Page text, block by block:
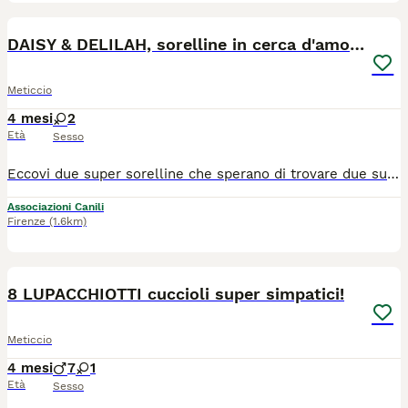
DAISY & DELILAH, sorelline in cerca d'amore!
Meticcio
4 mesi
Età
2
Sesso
Eccovi due super sorelline che sperano di trovare due super famiglie che si innamorino presto di loro. Non è facile, non sono le classiche cucciolotte mignon, bionde e paffute che tutti cercano... ma dobbiamo provarci! Sono Daisy e Delilah, hanno quasi 5 mesi e sono una taglia media (20-22kg). Esteticamente si somigliano moltissimo, caratterialmente hanno le loro peculiarità. Daisy è una cucciola da 10 e lode, simpaticissima, socievole ed espansiva, coccolona da morire. Ama le persone, è aperta, festosa, super giocherellona, una feliciona. E' una cucciola equilibratissima, vivace ma senza eccessi e non è scontato a questa età. Delilah è un pochino più timida, ci mette più ad aprirsi, è delicata e pacata... ma appena si apre si rivela incredibilmente tenera e dolce, ha solo bisogno di un po' di pazienza in più. Per lei serviranno persone sensibili e che vogliano aiutarla a superare le difficoltà, persone che diventino il suo porto sicuro. Tutte e due sono speciali a modo loro, affettuosissime anche se con tempi diversi e tutte e due amano i cani e i mici. Hanno soprattutto un'altra cosa in comune: tutte e due hanno bisogno di qualcuno al loro fianco, tutte e due sognano una vita fuori dal box, lontano dalla tristezza e tutte e due sperano di non rimanere invisibili e dimenticate. - Ovviamente sono adottabili anche separatamente, la cosa più importante è toglierle dal canile. Cercano casa in TOSCANA o al NORD ITALIA. Se siete interessati contattateci via WHATSAPP al 3890452494. Mandateci un messaggio di presentazione (raccontandoci un po' di voi, di dove vivrebbe il cucciolo scelto e della vita che farebbe in vostra compagnia). Vi richiameremo.
Associazioni Canili
Firenze (1.6km)
8 LUPACCHIOTTI cuccioli super simpatici!
Meticcio
4 mesi
Età
7 1
Sesso